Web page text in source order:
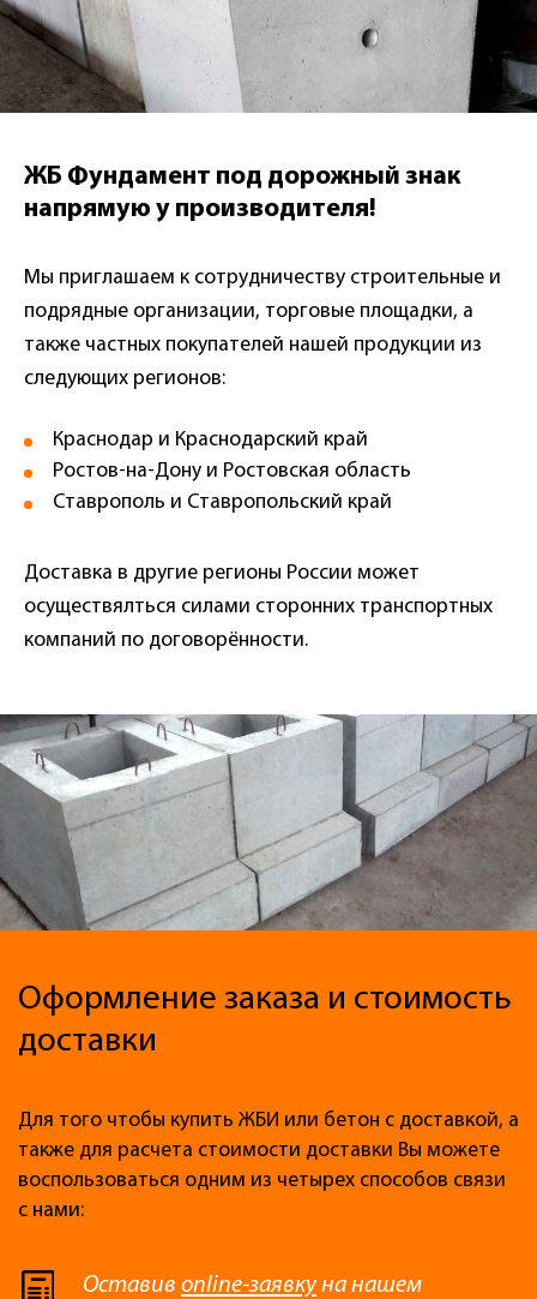
ЖБ Фундамент под дорожный знак
напрямую у производителя!
Мы приглашаем к сотрудничеству строительные и
подрядные организации, торговые площадки, а
также частных покупателей нашей продукции из
следующих регионов:
Краснодар и Краснодарский край
Ростов-на-Дону и Ростовская область
Ставрополь и Ставропольский край
Доставка в другие регионы России может
осуществялться силами сторонних транспортных
компаний по договорённости.
Оформление заказа и стоимость
доставки
Для того чтобы купить ЖБИ или бетон с доставкой, а
также для расчета стоимости доставки Вы можете
воспользоваться одним из четырех способов связи
с нами:
Оставив online-заявкуна нашем